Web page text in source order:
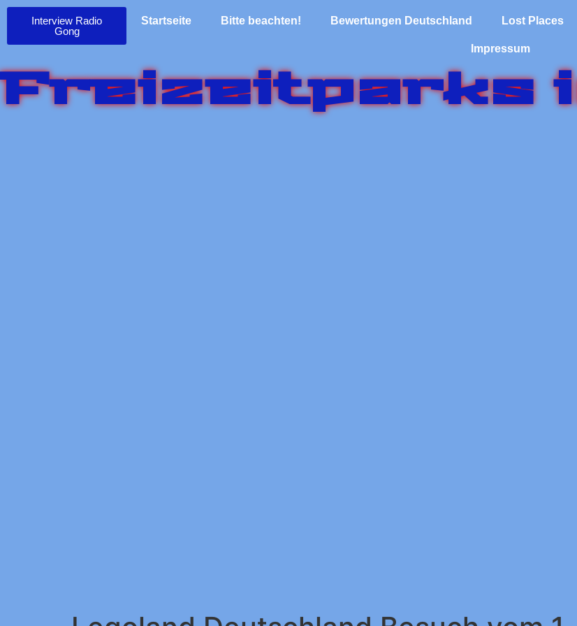
Interview Radio
Gong
Startseite Bitte beachten! Bewertungen Deutschland Lost Places
Impressum
Freizeitparks